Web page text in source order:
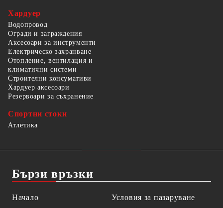
Хардуер
Водопровод
Огради и заграждения
Аксесоари за инструменти
Електрическо захранване
Отопление, вентилация и
климатични системи
Строителни консумативи
Хардуер аксесоари
Резервоари за съхранение
Спортни стоки
Атлетика
Бързи връзки
Начало
Условия за пазаруване